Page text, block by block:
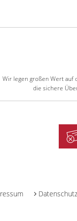
Wir legen großen Wert auf
die sichere
Datenschutz